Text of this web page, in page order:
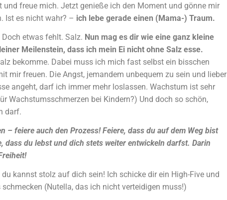
freue mich. Jetzt genieße ich den Moment und gönne mir
Ist es nicht wahr? – ich lebe gerade einen (Mama-) Traum.
etwas fehlt. Salz. Nun mag es dir wie eine ganz kleine
Meilenstein, dass ich mein Ei nicht ohne Salz esse.
bekomme. Dabei muss ich mich fast selbst ein bisschen
mir freuen. Die Angst, jemandem unbequem zu sein und lieber
angeht, darf ich immer mehr loslassen. Wachstum ist sehr
Wachstumsschmerzen bei Kindern?) Und doch so schön,
darf.
– feiere auch den Prozess! Feiere, dass du auf dem Weg bist
dass du lebst und dich stets weiter entwickeln darfst. Darin
kannst stolz auf dich sein! Ich schicke dir ein High-Five und
(Nutella, das ich nicht verteidigen muss!)